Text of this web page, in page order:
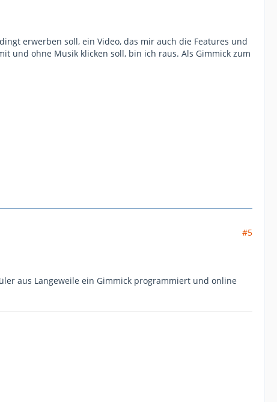
erwerben soll, ein Video, das mir auch die Features und
und ohne Musik klicken soll, bin ich raus. Als Gimmick zum
#5
aus Langeweile ein Gimmick programmiert und online